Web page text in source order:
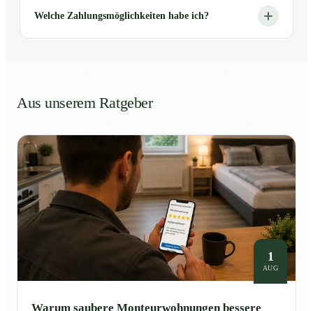
Welche Zahlungsmöglichkeiten habe ich?
Aus unserem Ratgeber
1
AUG
Warum saubere Monteurwohnungen bessere